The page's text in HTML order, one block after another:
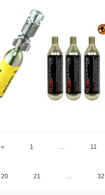
« 1 … 11
20 21 … 32